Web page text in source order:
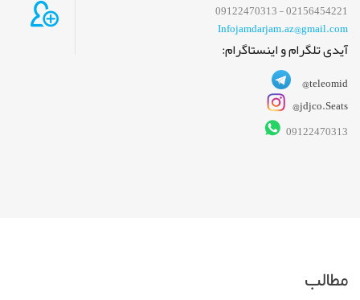
02156454221 - 09122470313
Infojamdarjam.az@gmail.com
آیدی تلگرام و اینستاگرام:
@teleomid
@jdjco.Seats
09122470313
مطالب